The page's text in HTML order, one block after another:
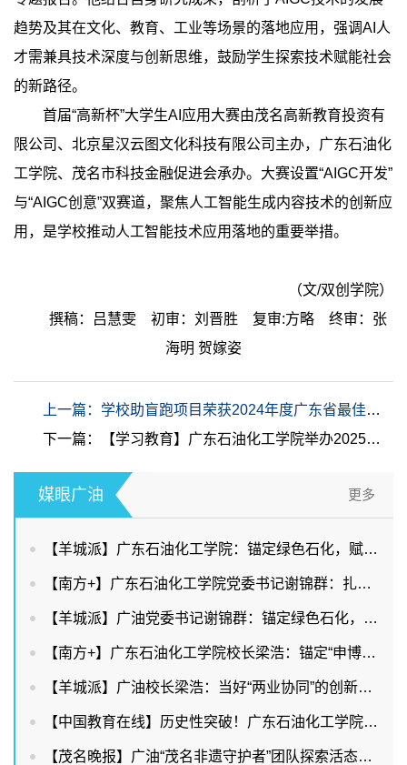
趋势及其在文化、教育、工业等场景的落地应用，强调AI人
才需兼具技术深度与创新思维，鼓励学生探索技术赋能社会
的新路径。
首届“高新杯”大学生AI应用大赛由茂名高新教育投资有
限公司、北京星汉云图文化科技有限公司主办，广东石油化
工学院、茂名市科技金融促进会承办。大赛设置“AIGC开发”
与“AIGC创意”双赛道，聚焦人工智能生成内容技术的创新应
用，是学校推动人工智能技术应用落地的重要举措。
（文/双创学院）
撰稿：吕慧雯 初审：刘晋胜 复审:方略 终审：张
海明 贺嫁姿
上一篇：学校助盲跑项目荣获2024年度广东省最佳志愿服务项目
下一篇：【学习教育】广东石油化工学院举办2025年全面从严治党工作会议暨深入贯彻中央八项规定精神学习教育读书班开班式
媒眼广油 更多
【羊城派】广东石油化工学院：锚定绿色石化，赋能两业协同
【南方+】广东石油化工学院党委书记谢锦群：扎根石化产业，赋能广东现代化产业体系建设
【羊城派】广油党委书记谢锦群：锚定绿色石化，赋能两业协同
【南方+】广东石油化工学院校长梁浩：锚定“申博改大”目标，持续提升服务能级
【羊城派】广油校长梁浩：当好“两业协同”的创新策源者和人才供给者
【中国教育在线】历史性突破！广东石油化工学院首获省教学成果奖特等奖，多项数据创新高！
【茂名晚报】广油“茂名非遗守护者”团队探索活态传承新路